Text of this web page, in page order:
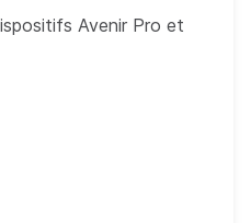
Avenir Pro et